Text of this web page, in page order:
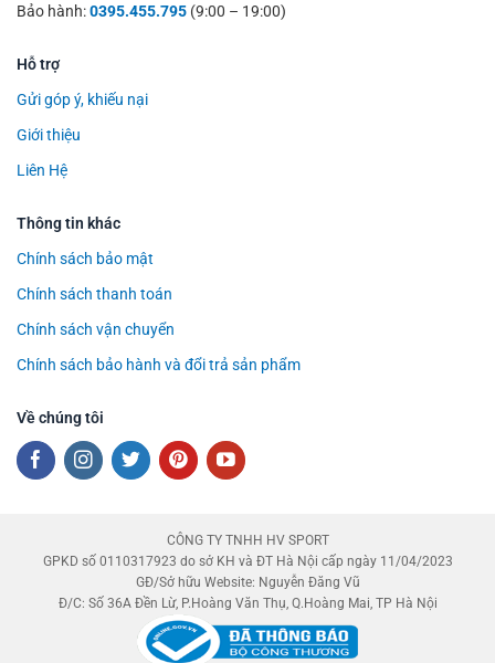
Bảo hành:0395.455.795 (9:00 – 19:00)
Hỗ trợ
Gửi góp ý, khiếu nại
Giới thiệu
Liên Hệ
Thông tin khác
Chính sách bảo mật
Chính sách thanh toán
Chính sách vận chuyển
Chính sách bảo hành và đổi trả sản phẩm
Về chúng tôi
CÔNG TY TNHH HV SPORT
GPKD số 0110317923 do sở KH và ĐT Hà Nội cấp ngày 11/04/2023
GĐ/Sở hữu Website: Nguyễn Đăng Vũ
Đ/C: Số 36A Đền Lừ, P.Hoàng Văn Thụ, Q.Hoàng Mai, TP Hà Nội